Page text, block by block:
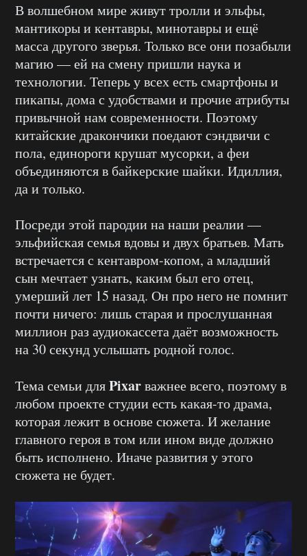
В волшебном мире живут тролли и эльфы,
мантикоры и кентавры, минотавры и ещё
масса другого зверья. Только все они позабыли
магию — ей на смену пришли наука и
технологии. Теперь у всех есть смартфоны и
пикапы, дома с удобствами и прочие атрибуты
привычной нам современности. Поэтому
китайские дракончики поедают сэндвичи с
пола, единороги крушат мусорки, а феи
объединяются в байкерские шайки. Идиллия,
да и только.
Посреди этой пародии на наши реалии —
эльфийская семья вдовы и двух братьев. Мать
встречается с кентавром-копом, а младший
сын мечтает узнать, каким был его отец,
умерший лет 15 назад. Он про него не помнит
почти ничего: лишь старая и прослушанная
миллион раз аудиокассета даёт возможность
на 30 секунд услышать родной голос.
Тема семьи дляPixarважнее всего, поэтому в
любом проекте студии есть какая-то драма,
которая лежит в основе сюжета. И желание
главного героя в том или ином виде должно
быть исполнено. Иначе развития у этого
сюжета не будет.